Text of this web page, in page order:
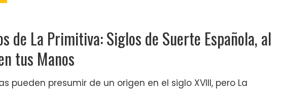
de La Primitiva: Siglos de Suerte Española, al
tus Manos
pueden presumir de un origen en el siglo XVIII, pero La